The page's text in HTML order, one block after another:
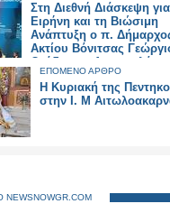
Στη Διεθνή Διάσκεψη
Ειρήνη και τη Βιώσιμη
Ανάπτυξη ο π.
Ακτίου Βόνιτσας
Θεόδωρος Αποστολάκης.
ΕΠΟΜΕΝΟ ΑΡΘΡΟ
Η Κυριακή της
στην Ι. Μ